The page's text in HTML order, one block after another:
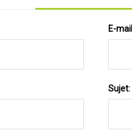
E-
Sujet: